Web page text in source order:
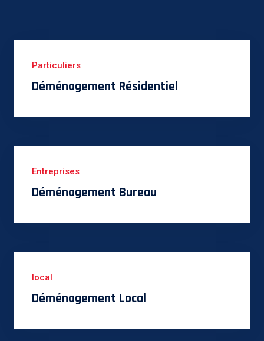
Particuliers
Déménagement Résidentiel
Entreprises
Déménagement Bureau
local
Déménagement Local